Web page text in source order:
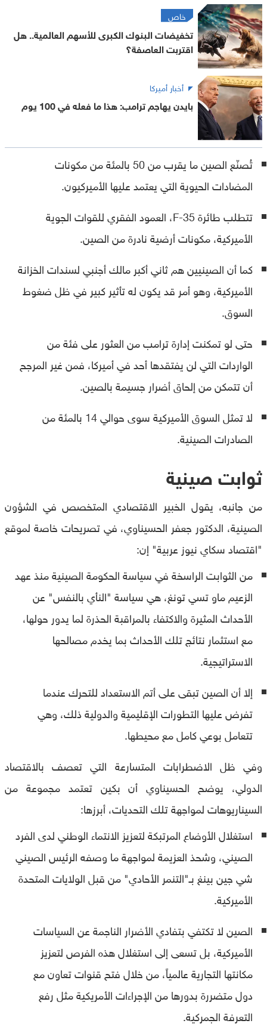
خاص
تخفيضات البنوك الكبرى للأسهم العالمية.. هل
اقتربت العاصفة؟
أخبار أميركا
بايدن يهاجم ترامب: هذا ما فعله في 100 يوم
تُصنّع الصين ما يقرب من 50 بالمئة من مكونات
المضادات الحيوية التي يعتمد عليها الأميركيون.
تتطلب طائرة F-35، العمود الفقري للقوات الجوية
الأميركية، مكونات أرضية نادرة من الصين.
كما أن الصينيين هم ثاني أكبر مالك أجنبي لسندات الخزانة
الأميركية، وهو أمر قد يكون له تأثير كبير في ظل ضغوط
السوق.
حتى لو تمكنت إدارة ترامب من العثور على فئة من
الواردات التي لن يفتقدها أحد في أميركا، فمن غير المرجح
أن تتمكن من إلحاق أضرار جسيمة بالصين.
لا تمثل السوق الأميركية سوى حوالي 14 بالمئة من
الصادرات الصينية.
ثوابت صينية
من جانبه، يقول الخبير الاقتصادي المتخصص في الشؤون
الصينية، الدكتور جعفر الحسيناوي، في تصريحات خاصة لموقع
"اقتصاد سكاي نيوز عربية" إن:
من الثوابت الراسخة في سياسة الحكومة الصينية منذ عهد
الزعيم ماو تسي تونغ، هي سياسة "النأي بالنفس" عن
الأحداث المثيرة والاكتفاء بالمراقبة الحذرة لما يدور حولها،
مع استثمار نتائج تلك الأحداث بما يخدم مصالحها
الاستراتيجية.
إلا أن الصين تبقى على أتم الاستعداد للتحرك عندما
تفرض عليها التطورات الإقليمية والدولية ذلك، وهي
تتعامل بوعي كامل مع محيطها.
وفي ظل الاضطرابات المتسارعة التي تعصف بالاقتصاد
الدولي، يوضح الحسيناوي أن بكين تعتمد مجموعة من
السيناريوهات لمواجهة تلك التحديات، أبرزها:
استغلال الأوضاع المرتبكة لتعزيز الانتماء الوطني لدى الفرد
الصيني، وشحذ العزيمة لمواجهة ما وصفه الرئيس الصيني
شي جين بينغ بـ"التنمر الأحادي" من قبل الولايات المتحدة
الأميركية.
الصين لا تكتفي بتفادي الأضرار الناجمة عن السياسات
الأميركية، بل تسعى إلى استغلال هذه الفرص لتعزيز
مكانتها التجارية عالمياً، من خلال فتح قنوات تعاون مع
دول متضررة بدورها من الإجراءات الأمريكية مثل رفع
التعرفة الجمركية.